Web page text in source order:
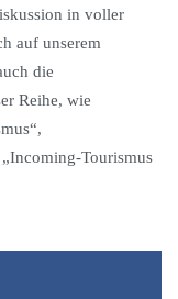
in voller
auf unserem
die
Reihe, wie
Tourismus